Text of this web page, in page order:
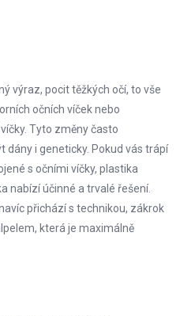
výraz, pocit těžkých očí, to vše
očních víček nebo
Tyto změny často
dány i geneticky. Pokud vás trápí
s očními víčky, plastika
nabízí účinné a trvalé řešení.
přichází s technikou, zákrok
která je maximálně